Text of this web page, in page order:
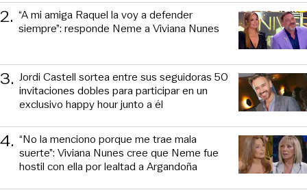
2. “A mi amiga Raquel la voy a defender
siempre”: responde Neme a Viviana Nunes
3. Jordi Castell sortea entre sus seguidoras 50
invitaciones dobles para participar en un
exclusivo happy hour junto a él
4. “No la menciono porque me trae mala
suerte”: Viviana Nunes cree que Neme fue
hostil con ella por lealtad a Argandoña